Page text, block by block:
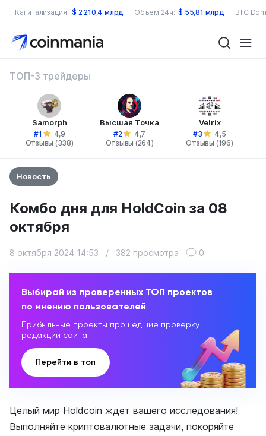
Капитализация: $ 2 210,4 млрд Объем 24ч: $ 55,81 млрд BTC
ТОП-3 трейдеры
Samorph
#1
4,9
Отзывы (338)
Высшая Точка
#2
4,7
Отзывы (264)
Velrix
#3
4,5
Отзывы (196)
Новость
Комбо дня для HoldCoin за 08
октября
8 октября 2024 14:53 / 382 просмотра 0
Выбирай из проверенных ТОП проектов
по мнению пользователей
Прибыльные проекты прошедшие проверку
редакции сайта
Перейти в топ
Целый мир Holdcoin ждет вашего исследования!
Выполняйте криптовалютные задачи, покоряйте